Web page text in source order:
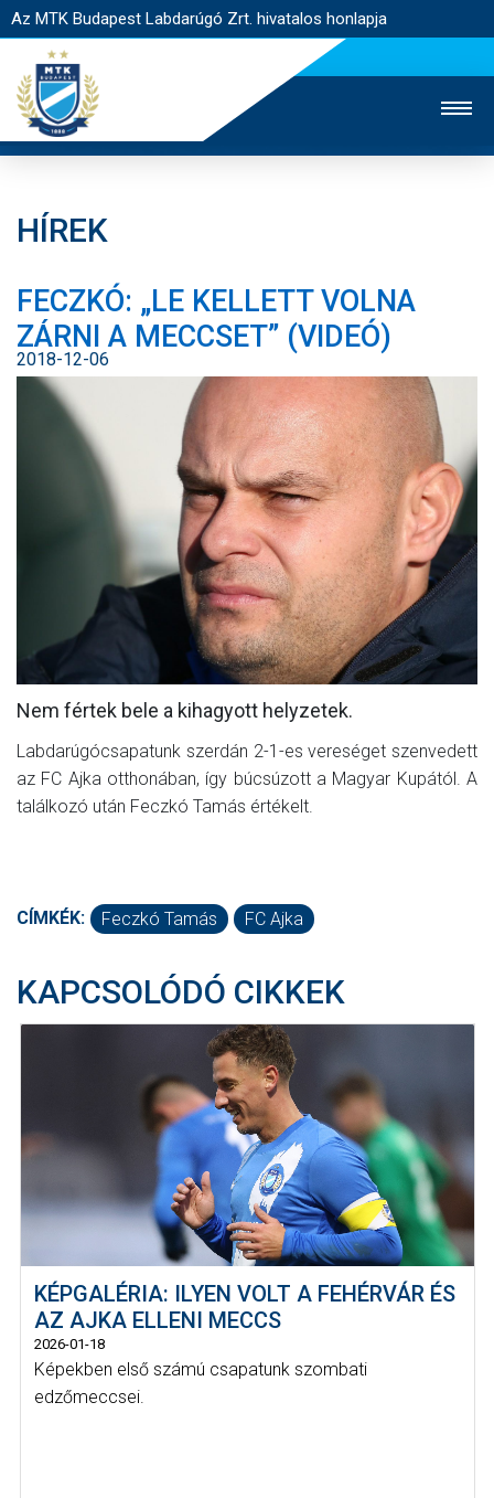
Az MTK Budapest Labdarúgó Zrt. hivatalos honlapja
JEGYÉRTÉKESÍTÉS
WEBSHOP
STADION
EGYESÜLET
KAPCSOLAT
NYITÓLAP
HÍREK
CSAPATOK
MÉRKŐZÉSEK
KLUB
GALÉRIA
SZURKOLÓI ÉLMÉNYEK
AKKREDITÁCIÓ
HÍREK
FECZKÓ: „LE KELLETT VOLNA
ZÁRNI A MECCSET” (VIDEÓ)
2018-12-06
Nem fértek bele a kihagyott helyzetek.
Labdarúgócsapatunk szerdán 2-1-es vereséget szenvedett
az FC Ajka otthonában, így búcsúzott a Magyar Kupától. A
találkozó után Feczkó Tamás értékelt.
CÍMKÉK: Feczkó Tamás FC Ajka
KAPCSOLÓDÓ CIKKEK
KÉPGALÉRIA: ILYEN VOLT A FEHÉRVÁR ÉS
AZ AJKA ELLENI MECCS
2026-01-18
Képekben első számú csapatunk szombati
edzőmeccsei.